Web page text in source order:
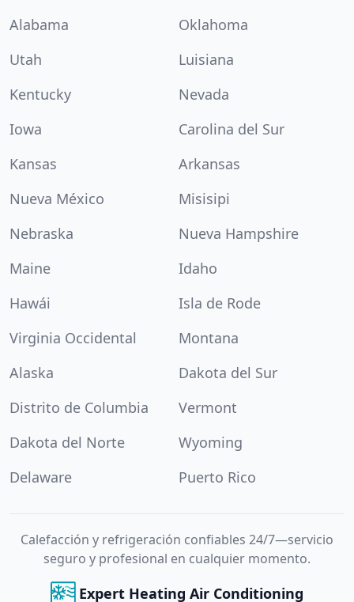
Alabama
Oklahoma
Utah
Luisiana
Kentucky
Nevada
Iowa
Carolina del Sur
Kansas
Arkansas
Nueva México
Misisipi
Nebraska
Nueva Hampshire
Maine
Idaho
Hawái
Isla de Rode
Virginia Occidental
Montana
Alaska
Dakota del Sur
Distrito de Columbia
Vermont
Dakota del Norte
Wyoming
Delaware
Puerto Rico
Calefacción y refrigeración confiables 24/7—servicio
seguro y profesional en cualquier momento.
Expert Heating Air Conditioning